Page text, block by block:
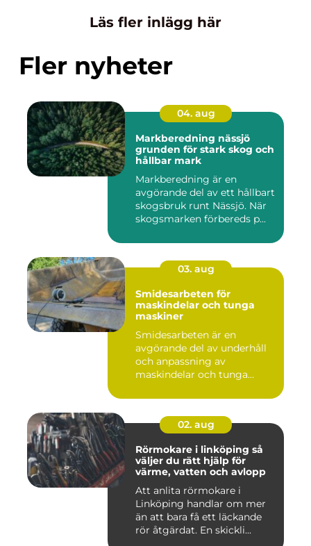
Läs fler inlägg här
Fler nyheter
04. aug
Markberedning nässjö
grunden för stark skog och
hållbar mark
Markberedning är en
avgörande del av ett hållbart
skogsbruk runt Nässjö. När
skogsmarken förbereds p...
03. aug
Smidesarbeten för
maskindelar och tunga
maskiner
Smidesarbeten är en
avgörande del av underhåll
och anpassning av
maskindelar och tunga
02. aug
Rörmokare i linköping så
väljer du rätt hjälp för
värme, vatten och avlopp
Att anlita rörmokare i
Linköping handlar om mer
än att bara få ett läckande
rör åtgärdat. En skickli...